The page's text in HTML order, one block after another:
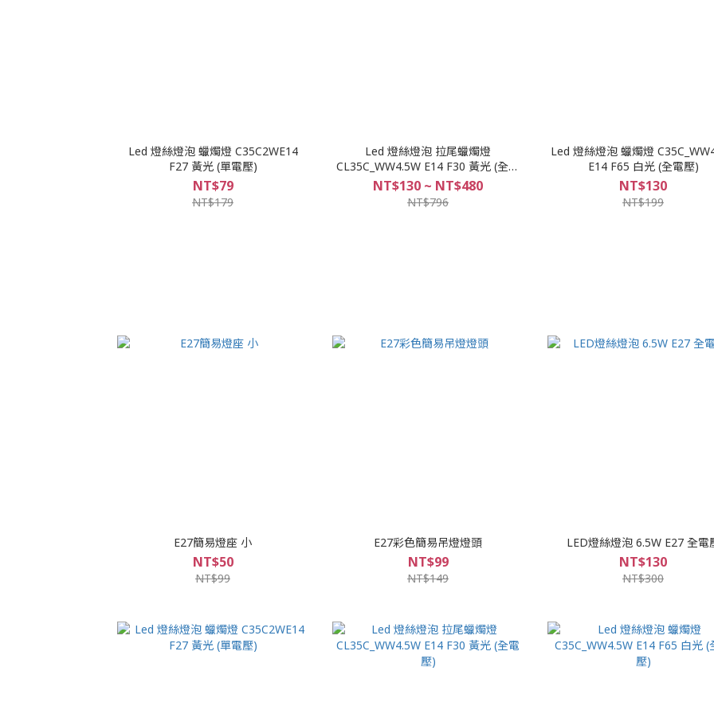
Led 燈絲燈泡 蠟燭燈 C35C2WE14
F27 黃光 (單電壓)
NT$79
NT$179
Led 燈絲燈泡 拉尾蠟燭燈
CL35C_WW4.5W E14 F30 黃光 (全電
壓)
NT$130 ~ NT$480
NT$796
Led 燈絲燈泡 蠟燭燈
E14 F65 白光 (全電壓)
NT$130
NT$199
E27簡易燈座 小
NT$50
NT$99
E27彩色簡易吊燈燈頭
NT$99
NT$149
LED燈絲燈泡 6.5W E27 全電
NT$130
NT$300